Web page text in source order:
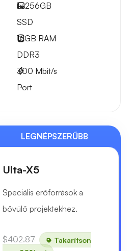
1x256GB
SSD
16GB RAM
DDR3
300 Mbit/s
Port
LEGNÉPSZERŰBB
Ulta-X5
Speciális erőforrások a
bővülő projektekhez.
$402.87
Takarítson